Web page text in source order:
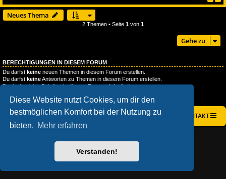
Diese Website nutzt Cookies, um dir den
bestmöglichen Komfort bei der Nutzung zu
bieten. Mehr erfahren
Verstanden!
Neues Thema
2 Themen • Seite 1 von 1
Gehe zu
BERECHTIGUNGEN IN DIESEM FORUM
Du darfst keine neuen Themen in diesem Forum erstellen.
Du darfst keineAntworten zu Themen in diesem Forum erstellen.
Du darfst deine Beiträge in diesem Forumnichtändern.
Du darfstkeineDateianhänge in diesem Forum erstellen.
STARTSEITE FOREN-ÜBERSICHT KONTAKT
POWERED BYPHPBB® FORUM SOFTWARE © PHPBB LIMITED
DEUTSCHE ÜBERSETZUNG DURCH
DATENSCHUTZ|NUTZUNGSBEDINGUNGEN